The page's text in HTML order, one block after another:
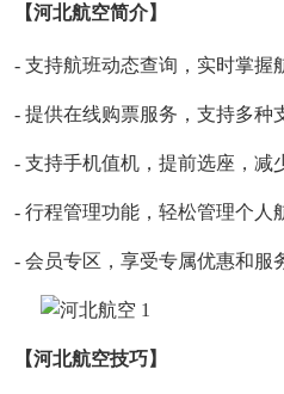
【河北航空简介】
- 支持航班动态查询，实时掌握
- 提供在线购票服务，支持多种
- 支持手机值机，提前选座，减
- 行程管理功能，轻松管理个人
- 会员专区，享受专属优惠和服
【河北航空技巧】